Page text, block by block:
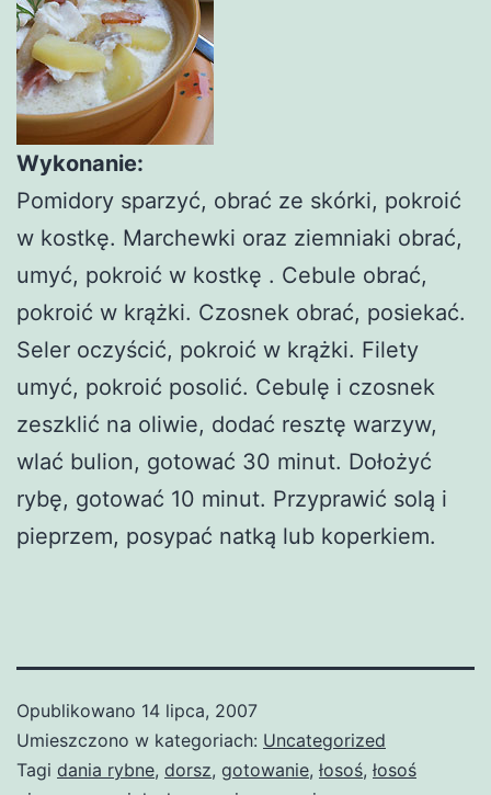
Wykonanie:
Pomidory sparzyć, obrać ze skórki, pokroić
w kostkę. Marchewki oraz ziemniaki obrać,
umyć, pokroić w kostkę . Cebule obrać,
pokroić w krążki. Czosnek obrać, posiekać.
Seler oczyścić, pokroić w krążki. Filety
umyć, pokroić posolić. Cebulę i czosnek
zeszklić na oliwie, dodać resztę warzyw,
wlać bulion, gotować 30 minut. Dołożyć
rybę, gotować 10 minut. Przyprawić solą i
pieprzem, posypać natką lub koperkiem.
Opublikowano 14 lipca, 2007
Umieszczono w kategoriach: Uncategorized
Tagi dania rybne, dorsz, gotowanie, łosoś, łosoś